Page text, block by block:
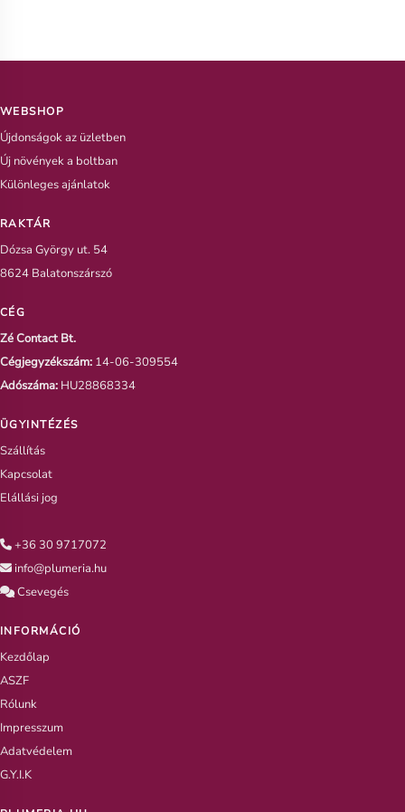
WEBSHOP
Újdonságok az üzletben
Új növények a boltban
Különleges ajánlatok
RAKTÁR
Dózsa György ut. 54
8624 Balatonszárszó
CÉG
Zé Contact Bt.
Cégjegyzékszám: 14-06-309554
Adószáma: HU28868334
ÜGYINTÉZÉS
Szállítás
Kapcsolat
Elállási jog
+36 30 9717072
info@plumeria.hu
Csevegés
INFORMÁCIÓ
Kezdőlap
ASZF
Rólunk
Impresszum
Adatvédelem
G.Y.I.K